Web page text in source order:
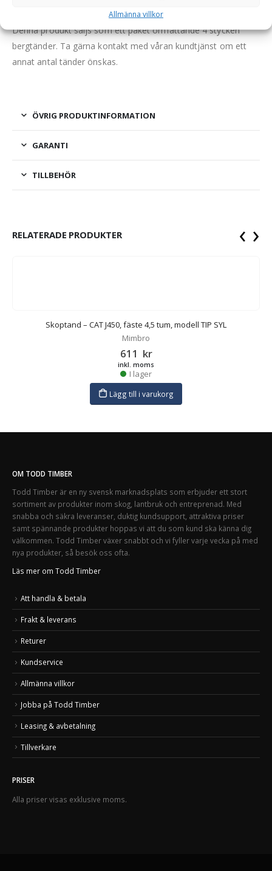
Allmänna villkor
Tanden låses med pinne från sidan.
Denna produkt säljs som ett paket omfattande 4 stycken
bergtänder. Ta gärna kontakt med våran kundtjänst om ett
annat antal tänder önskas.
ÖVRIG PRODUKTINFORMATION
GARANTI
TILLBEHÖR
RELATERADE PRODUKTER
Skoptand – CAT J450, fäste 4,5 tum, modell TIP SYL
Mimbro
611 kr
inkl. moms
I lager
Lägg till i varukorg
‹ ›
OM TODD TIMBER
Todd Timber är en ny svensk marknadsplats som erbjuder ett stort
sortiment av produkter inom skog, lantbruk och entreprenad. Med
snabba och säkra leveranser, duktig kundsupport, attraktiva priser
samt spännande produkter hoppas vi att du som kund ska känna dig
välkommen. Todd Timber växer snabbt och vi fyller varje vecka på med
nya produkter, så besök oss ofta.
Läs mer om Todd Timber
Att handla & betala
Frakt & leverans
Returer
Kundservice
Allmänna villkor
Jobba på Todd Timber
Leasing & avbetalning
Tillverkare
PRISER
Alla priser visas exklusive moms.